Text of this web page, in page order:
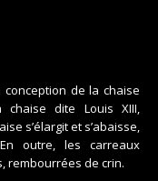
conception de la chaise
dite Louis XIII,
s’élargit et s’abaisse,
outre, les carreaux
rembourrées de crin.